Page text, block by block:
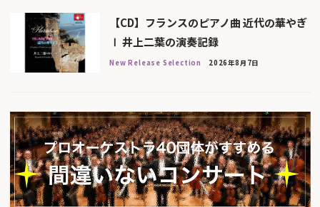
【CD】フランスのピアノ曲 近代の華やぎ
Ⅰ 井上二葉の演奏記録
New Release Selection 2026年8月7日